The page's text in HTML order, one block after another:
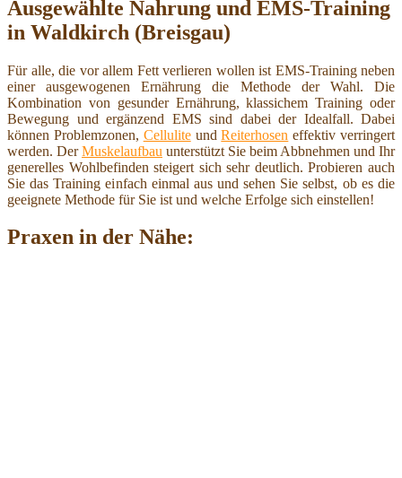
Ausgewählte Nahrung und EMS-Training
in Waldkirch (Breisgau)
Für alle, die vor allem Fett verlieren wollen ist EMS-Training neben
einer ausgewogenen Ernährung die Methode der Wahl. Die
Kombination von gesunder Ernährung, klassichem Training oder
Bewegung und ergänzend EMS sind dabei der Idealfall. Dabei
können Problemzonen, CelluliteundReiterhosen effektiv verringert
werden. DerMuskelaufbau unterstützt Sie beim Abbnehmen und Ihr
generelles Wohlbefinden steigert sich sehr deutlich. Probieren auch
Sie das Training einfach einmal aus und sehen Sie selbst, ob es die
geeignete Methode für Sie ist und welche Erfolge sich einstellen!
Praxen in der Nähe: